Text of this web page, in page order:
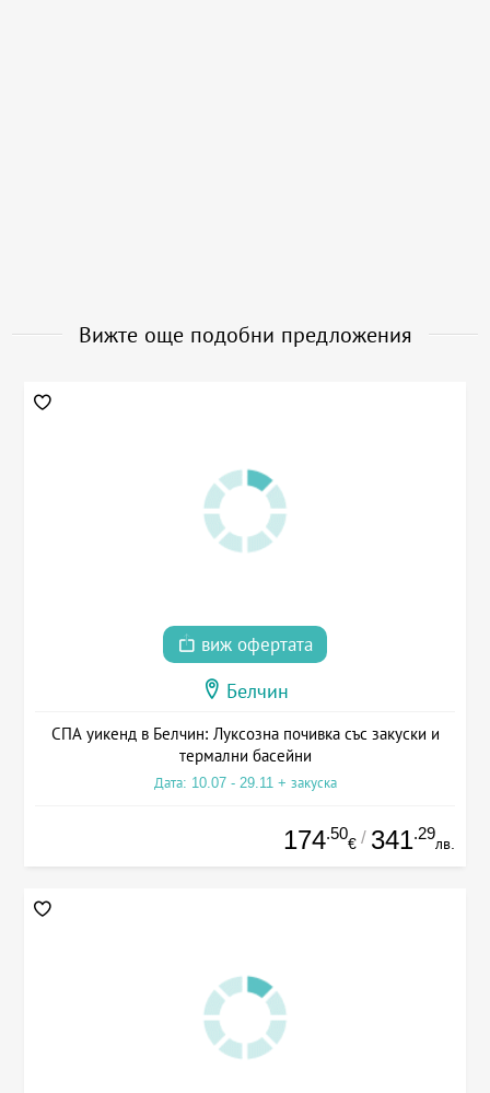
Вижте още подобни предложения
виж офертата
Белчин
СПА уикенд в Белчин: Луксозна почивка със закуски и
термални басейни
Дата: 10.07 - 29.11 + закуска
174.50
€ / 341.29
лв.